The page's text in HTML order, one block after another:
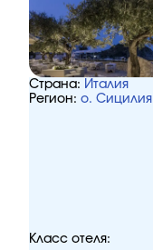
Страна: Италия
Регион: о. Сицилия
Класс отеля: